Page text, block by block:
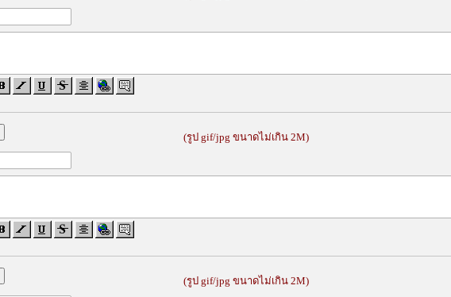
(รูป gif/jpg ขนาดไม่เกิน 2M)
(รูป gif/jpg ขนาดไม่เกิน 2M)